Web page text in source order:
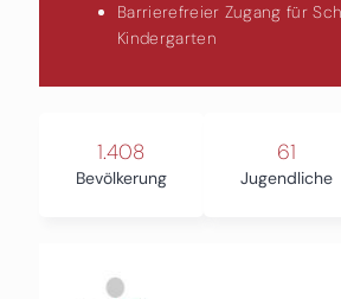
Barrierefreier Zugang für
Kindergarten
1.408
Bevölkerung
61
Jugendliche